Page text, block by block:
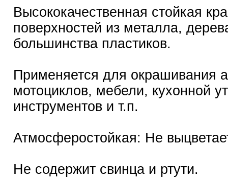
Высококачественная стойкая
поверхностей из металла,
большинства пластиков.
Применяется для окрашивания
мотоциклов, мебели, кухонной
инструментов и т.п.
Атмосферостойкая: Не
Не содержит свинца и ртути.